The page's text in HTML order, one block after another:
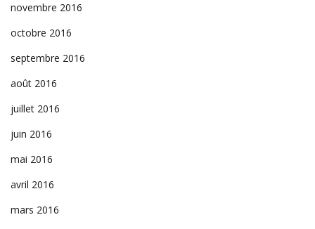
novembre 2016
octobre 2016
septembre 2016
août 2016
juillet 2016
juin 2016
mai 2016
avril 2016
mars 2016